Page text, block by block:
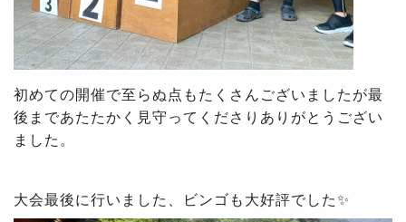
初めての開催で至らぬ点もたくさんございましたが最
後まであたたかく見守ってくださりありがとうござい
ました。
大会最後に行いました、ビンゴも大好評でした✨